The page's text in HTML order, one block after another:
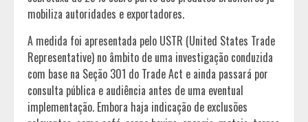
mobiliza autoridades e exportadores.
A medida foi apresentada pelo USTR (United States Trade
Representative) no âmbito de uma investigação conduzida
com base na Seção 301 do Trade Act e ainda passará por
consulta pública e audiência antes de uma eventual
implementação. Embora haja indicação de exclusões